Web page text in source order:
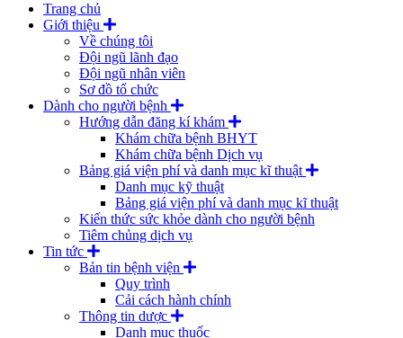
Trang chủ
Giới thiệu
Về chúng tôi
Đội ngũ lãnh đạo
Đội ngũ nhân viên
Sơ đồ tổ chức
Dành cho người bệnh
Hướng dẫn đăng kí khám
Khám chữa bệnh BHYT
Khám chữa bệnh Dịch vụ
Bảng giá viện phí và danh mục kĩ thuật
Danh mục kỹ thuật
Bảng giá viện phí và danh mục kĩ thuật
Kiến thức sức khỏe dành cho người bệnh
Tiêm chủng dịch vụ
Tin tức
Bản tin bệnh viện
Quy trình
Cải cách hành chính
Thông tin dược
Danh mục thuốc